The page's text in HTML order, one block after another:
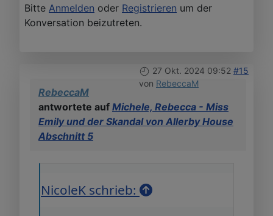
Bitte Anmelden oder Registrieren um der
Konversation beizutreten.
27 Okt. 2024 09:52 #15
von RebeccaM
RebeccaM
antwortete auf Michele, Rebecca - Miss
Emily und der Skandal von Allerby House
Abschnitt 5
NicoleK schrieb: